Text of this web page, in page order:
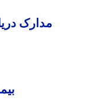
مدارک